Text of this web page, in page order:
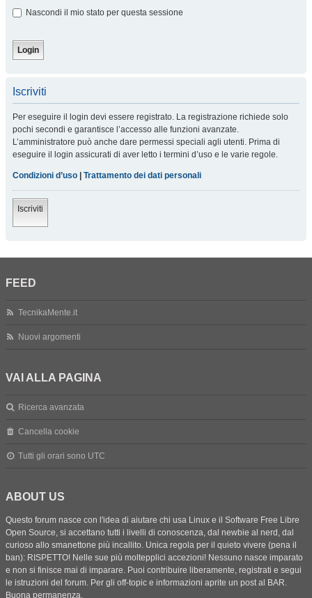
Nascondi il mio stato per questa sessione
Iscriviti
Per eseguire il login devi essere registrato. La registrazione richiede solo
pochi secondi e garantisce l’accesso alle funzioni avanzate.
L’amministratore può anche dare permessi speciali agli utenti. Prima di
eseguire il login assicurati di aver letto i termini d’uso e le varie regole.
Condizioni d’uso Trattamento dei dati personali
Iscriviti
FEED
TecnikaMente.it
Nuovi argomenti
VAI ALLA PAGINA
Ricerca avanzata
Cancella cookie
Tutti gli orari sono UTC
ABOUT US
Questo forum nasce con l'idea di aiutare chi usa Linux e il Software Free Libre
Open Source, si accettano tutti i livelli di conoscenza, dal newbie al nerd, dal
curioso allo smanettone più incallito. Unica regola per il quieto vivere (pena il
ban): RISPETTO! Nelle sue più moltepplici accezioni! Nessuno nasce imparato
e non si finisce mai di imparare. Puoi contribuire liberamente, registrati e segui
le istruzioni del forum. Per gli off-topic e informazioni aprite un post al BAR.
Buona permanenza.